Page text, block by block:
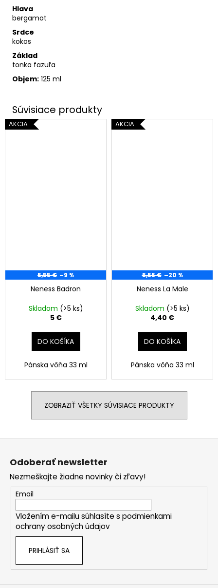
Hlava
bergamot
Srdce
kokos
Základ
tonka fazuľa
Objem: 125 ml
AKCIA
5,55 € –9 %
Neness Badron
Skladom (>5 ks)
5 €
DO KOŠÍKA
Pánska vôňa 33 ml
AKCIA
5,55 € –20 %
Neness La Male
Skladom (>5 ks)
4,40 €
DO KOŠÍKA
Pánska vôňa 33 ml
ZOBRAZIŤ VŠETKY SÚVISIACE PRODUKTY
Z
Odoberať newsletter
Nezmeškajte žiadne novinky či zľavy!
Email
Vložením e-mailu súhlasíte s podmienkami
ochrany osobných údajov
PRIHLÁSIŤ SA